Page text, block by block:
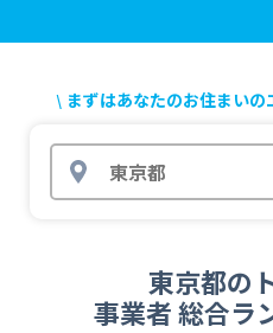
まずはあなたのお住まいの
東京都
東京都の
事業者 総合ラ